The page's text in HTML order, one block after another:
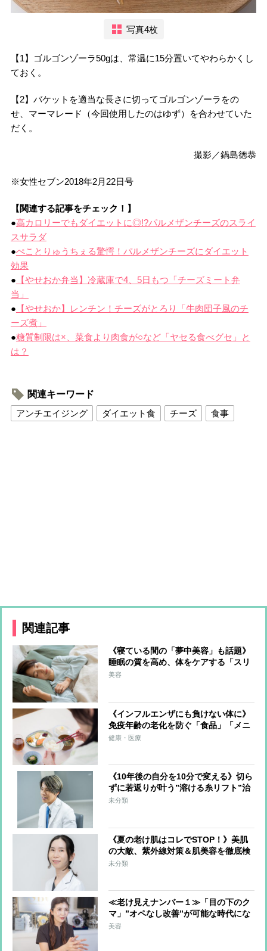
写真4枚
【1】ゴルゴンゾーラ50gは、常温に15分置いてやわらかくし
ておく。
【2】バケットを適当な長さに切ってゴルゴンゾーラをの
せ、マーマレード（今回使用したのはゆず）を合わせていた
だく。
撮影／鍋島徳恭
※女性セブン2018年2月22日号
【関連する記事をチェック！】
●高カロリーでもダイエットに◎!?パルメザンチーズのスライ
スサラダ
●ぺことりゅうちぇる驚愕！パルメザンチーズにダイエット
効果
● 【やせおか弁当】冷蔵庫で4、5日もつ「チーズミート弁
当」
● 【やせおか】レンチン！チーズがとろり「牛肉団子風のチ
ーズ煮」
●糖質制限は×、菜食より肉食が○など「ヤセる食べグセ」と
は？
関連キーワード
アンチエイジング
ダイエット食 チーズ 食事
関連記事
《寝ている間の「夢中美容」も話題》
睡眠の質を高め、体をケアする「スリ
ープテック市場」が急拡大、ドリンク
美容
《インフルエンザにも負けない体に》
免疫年齢の老化を防ぐ「食品」「メニ
ュー」朝食・昼食・夕食ごとに“免疫
健康・医療
《10年後の自分を10分で変える》切ら
ずに若返りが叶う”溶ける糸リフト”治
療が一石二鳥のワケ
未分類
《夏の老け肌はコレでSTOP！》美肌
の大敵、紫外線対策＆肌美容を徹底検
証
未分類
≪老け見えナンバー１≫「目の下のク
マ」”オペなし改善”が可能な時代にな
っていた！
美容